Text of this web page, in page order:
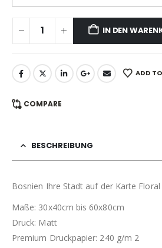
IN DEN
ADD
COMPARE
BESCHREIBUNG
Bosnien Ihre Stadt auf der Karte Floral
Maße: 30x40cm bis 60x80cm
Druck: Matt
Premium Druckpapier: 240 g/m 2